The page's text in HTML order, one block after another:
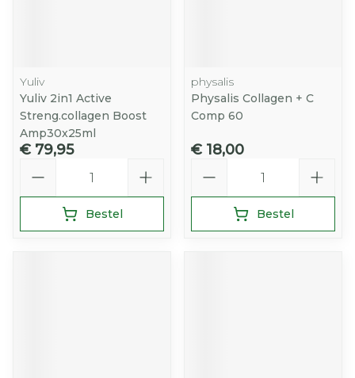
Yuliv
Yuliv 2in1 Active
Streng.collagen Boost
Amp30x25ml
€ 79,95
Bestel
physalis
Physalis Collagen + C
Comp 60
€ 18,00
Bestel